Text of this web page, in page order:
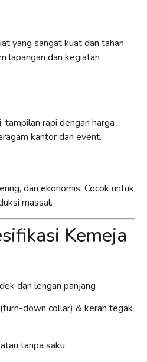
yang sangat kuat dan tahan
lapangan dan kegiatan
tampilan rapi dengan harga
kantor dan event.
dan ekonomis. Cocok untuk
massal.
Kemeja
dan lengan panjang
down collar) & kerah tegak
tanpa saku